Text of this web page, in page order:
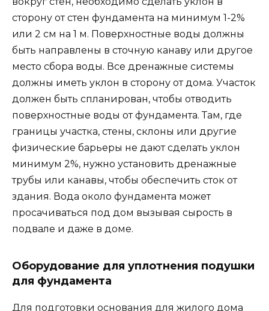
сторону от стен фундамента на минимум 1-2%
или 2 см на 1 м. Поверхностные воды должны
быть направлены в сточную канаву или другое
место сбора воды. Все дренажные системы
должны иметь уклон в сторону от дома. Участок
должен быть спланирован, чтобы отводить
поверхностные воды от фундамента. Там, где
границы участка, стены, склоны или другие
физические барьеры не дают сделать уклон
минимум 2%, нужно установить дренажные
трубы или канавы, чтобы обеспечить сток от
здания. Вода около фундамента может
просачиваться под дом вызывая сырость в
подвале и даже в доме.
Оборудование для уплотнения подушки
для фундамента
Для подготовки основания для жилого дома